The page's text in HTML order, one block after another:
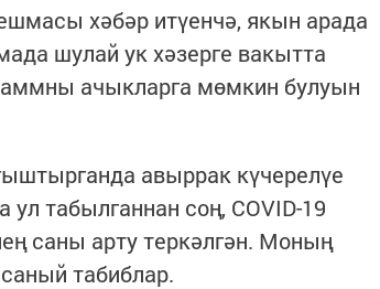
хәбәр итүенчә, якын арада
шулай ук хәзерге вакытта
ачыкларга мөмкин булуын
авыррак күчерелүе
табылганнан соң, COVID-19
саны арту теркәлгән. Моның
табиблар.